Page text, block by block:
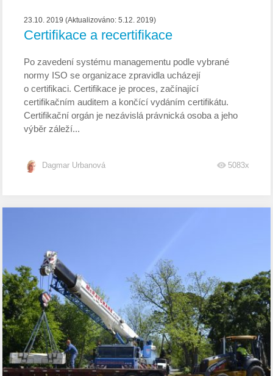
23.10. 2019 (Aktualizováno: 5.12. 2019)
Certifikace a recertifikace
Po zavedení systému managementu podle vybrané
normy ISO se organizace zpravidla ucházejí
o certifikaci. Certifikace je proces, začínající
certifikačním auditem a končící vydáním certifikátu.
Certifikační orgán je nezávislá právnická osoba a jeho
výběr záleží...
Dagmar Urbanová 5083x